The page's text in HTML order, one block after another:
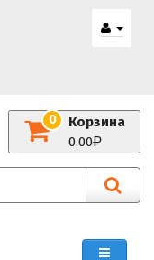
Корзина
0
0.00